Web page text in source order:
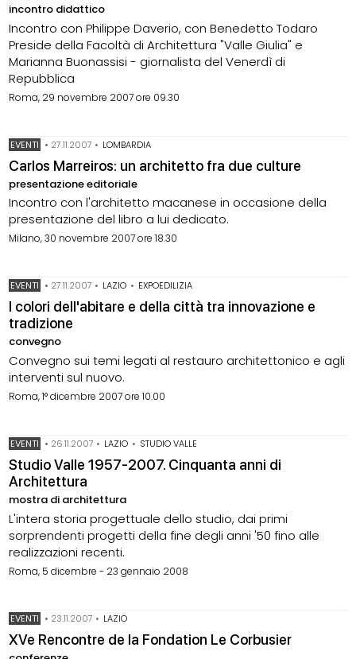
incontro didattico
Incontro con Philippe Daverio, con Benedetto Todaro
Preside della Facoltà di Architettura "Valle Giulia" e
Marianna Buonassisi - giornalista del Venerdì di
Repubblica
Roma, 29 novembre 2007 ore 09.30
EVENTI • 27.11.2007 • LOMBARDIA
Carlos Marreiros: un architetto fra due culture
presentazione editoriale
Incontro con l'architetto macanese in occasione della
presentazione del libro a lui dedicato.
Milano, 30 novembre 2007 ore 18.30
EVENTI • 27.11.2007 • LAZIO • EXPOEDILIZIA
I colori dell'abitare e della città tra innovazione e
tradizione
convegno
Convegno sui temi legati al restauro architettonico e agli
interventi sul nuovo.
Roma, 1° dicembre 2007 ore 10.00
EVENTI • 26.11.2007 • LAZIO • STUDIO VALLE
Studio Valle 1957-2007. Cinquanta anni di
Architettura
mostra di architettura
L'intera storia progettuale dello studio, dai primi
sorprendenti progetti della fine degli anni '50 fino alle
realizzazioni recenti.
Roma, 5 dicembre - 23 gennaio 2008
EVENTI • 23.11.2007 • LAZIO
XVe Rencontre de la Fondation Le Corbusier